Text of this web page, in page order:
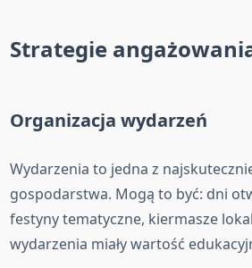
Strategie
Organizacja wydarzeń
Wydarzenia to jedna z
gospodarstwa. Mogą to być: dni
festyny tematyczne, kiermasze
wydarzenia miały wartość